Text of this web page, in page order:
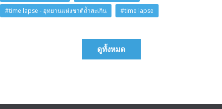
#time lapse - อุทยานแห่งชาติถ้ำสะเกิน
#time lapse
ดูทั้งหมด